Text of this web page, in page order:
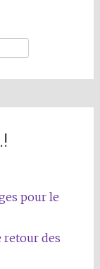
pour le
retour des